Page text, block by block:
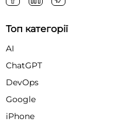
Топ категорії
AI
ChatGPT
DevOps
Google
iPhone